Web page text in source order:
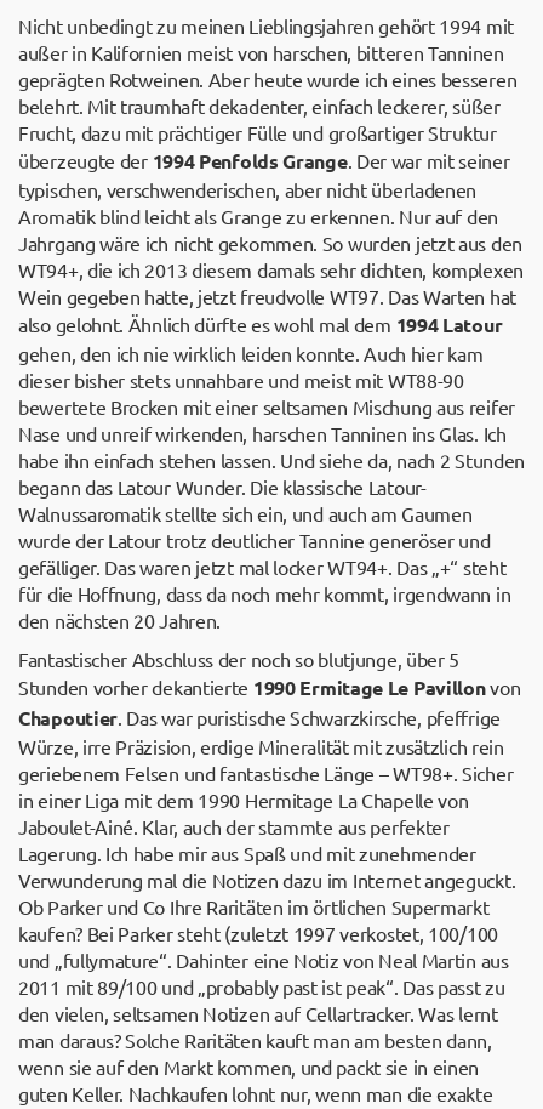
Nicht unbedingt zu meinen Lieblingsjahren gehört 1994 mit
außer in Kalifornien meist von harschen, bitteren Tanninen
geprägten Rotweinen. Aber heute wurde ich eines besseren
belehrt. Mit traumhaft dekadenter, einfach leckerer, süßer
Frucht, dazu mit prächtiger Fülle und großartiger Struktur
überzeugte der 1994 Penfolds Grange. Der war mit seiner
typischen, verschwenderischen, aber nicht überladenen
Aromatik blind leicht als Grange zu erkennen. Nur auf den
Jahrgang wäre ich nicht gekommen. So wurden jetzt aus den
WT94+, die ich 2013 diesem damals sehr dichten, komplexen
Wein gegeben hatte, jetzt freudvolle WT97. Das Warten hat
also gelohnt. Ähnlich dürfte es wohl mal dem 1994 Latour
gehen, den ich nie wirklich leiden konnte. Auch hier kam
dieser bisher stets unnahbare und meist mit WT88-90
bewertete Brocken mit einer seltsamen Mischung aus reifer
Nase und unreif wirkenden, harschen Tanninen ins Glas. Ich
habe ihn einfach stehen lassen. Und siehe da, nach 2 Stunden
begann das Latour Wunder. Die klassische Latour-
Walnussaromatik stellte sich ein, und auch am Gaumen
wurde der Latour trotz deutlicher Tannine generöser und
gefälliger. Das waren jetzt mal locker WT94+. Das „+“ steht
für die Hoffnung, dass da noch mehr kommt, irgendwann in
den nächsten 20 Jahren.
Fantastischer Abschluss der noch so blutjunge, über 5
Stunden vorher dekantierte 1990 Ermitage Le Pavillonvon
Chapoutier . Das war puristische Schwarzkirsche, pfeffrige
Würze, irre Präzision, erdige Mineralität mit zusätzlich rein
geriebenem Felsen und fantastische Länge – WT98+. Sicher
in einer Liga mit dem 1990 Hermitage La Chapelle von
Jaboulet-Ainé. Klar, auch der stammte aus perfekter
Lagerung. Ich habe mir aus Spaß und mit zunehmender
Verwunderung mal die Notizen dazu im Internet angeguckt.
Ob Parker und Co Ihre Raritäten im örtlichen Supermarkt
kaufen? Bei Parker steht (zuletzt 1997 verkostet, 100/100
und „fullymature“. Dahinter eine Notiz von Neal Martin aus
2011 mit 89/100 und „probably past ist peak“. Das passt zu
den vielen, seltsamen Notizen auf Cellartracker. Was lernt
man daraus? Solche Raritäten kauft man am besten dann,
wenn sie auf den Markt kommen, und packt sie in einen
guten Keller. Nachkaufen lohnt nur, wenn man die exakte